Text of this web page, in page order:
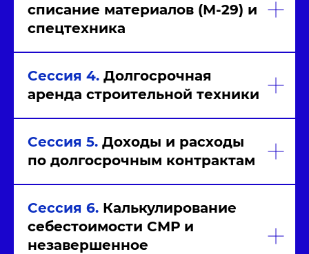
списание материалов (М-29) и
спецтехника
Сессия 4. Долгосрочная
аренда строительной техники
Сессия 5. Доходы и расходы
по долгосрочным контрактам
Сессия 6. Калькулирование
себестоимости СМР и
незавершенное